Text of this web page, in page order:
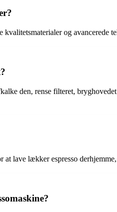
og
den, rense filteret,
at lave lækker espresso